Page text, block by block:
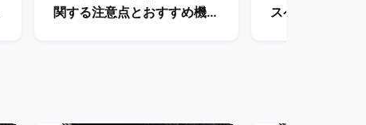
関する注意点とおすすめ機
スペックや価格